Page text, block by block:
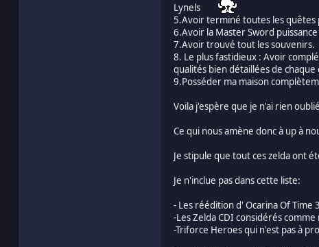
Lynels
5.Avoir terminé toutes les quêtes
6.Avoir la Master Sword
7.Avoir trouvé tout les souvenirs.
8. Le plus fastidieux : Avoir
qualités bien détaillées de
9.Posséder ma maison
Voila j'espère que je n'ai rien
Ce qui nous amène donc à up à
Je stipule que tout ces zelda ont
Je n'inclue pas dans cette liste:
- Les réédition d' Ocarina Of Time
-Les Zelda CDI considérés comme
-Triforce Heroes qui n'est pas à